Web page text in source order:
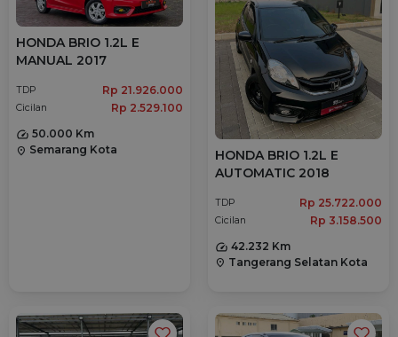
HONDA BRIO 1.2L E
MANUAL 2017
TDP Rp 21.926.000
Cicilan
Rp 2.529.100
50.000 Km
location_on Semarang Kota
HONDA BRIO 1.2L E
AUTOMATIC 2018
TDP Rp 25.722.000
Cicilan
Rp 3.158.500
42.232 Km
location_on Tangerang Selatan Kota